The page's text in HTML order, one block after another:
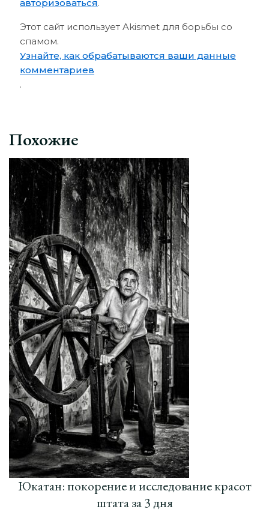
авторизоваться.
Этот сайт использует Akismet для борьбы со
спамом.
Узнайте, как обрабатываются ваши данные
комментариев
.
Похожие
Юкатан: покорение и исследование красот
штата за 3 дня